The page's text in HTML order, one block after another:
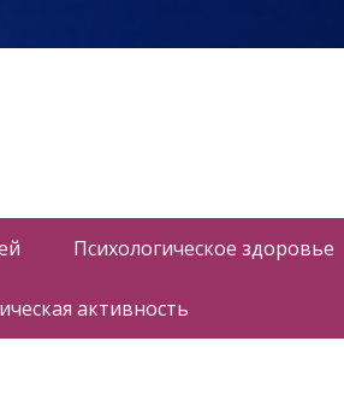
Психологическое здоровье
активность